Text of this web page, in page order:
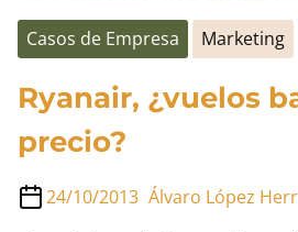
Casos de Empresa Marketing
Ryanair, ¿vuelos
precio?
24/10/2013 Álvaro López